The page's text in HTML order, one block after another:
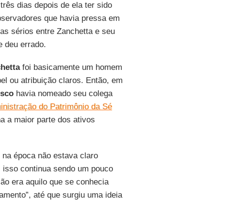
dias depois de ela ter sido
que havia pressa em
sérios entre Zanchetta e seu
deu errado.
foi basicamente um homem
ou atribuição claros. Então, em
havia nomeado seu colega
do Patrimônio da Sé
a maior parte dos ativos
época não estava claro
continua sendo um pouco
era aquilo que se conhecia
até que surgiu uma ideia